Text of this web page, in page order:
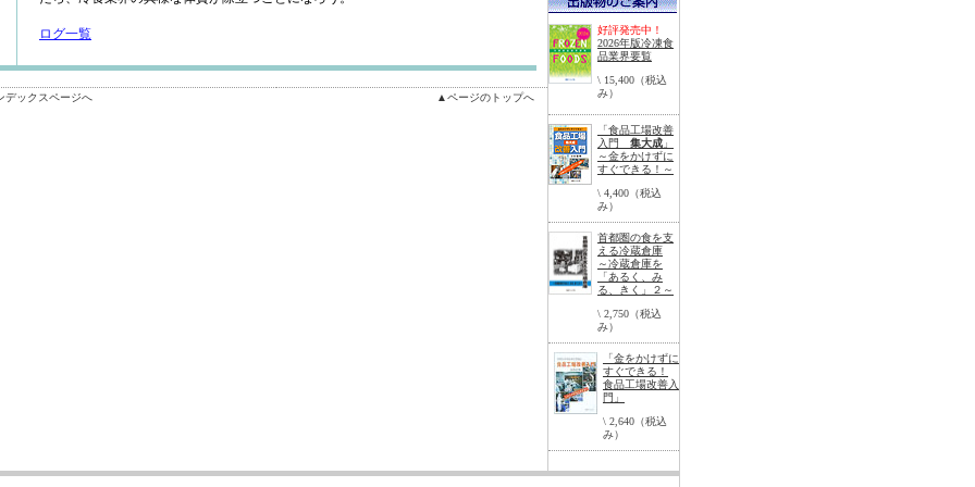
ログ一覧
ックスページへ ▲ページのトップへ
好評発売中！
2026年版冷凍食
品業界要覧
\ 15,400（税込
み）
「食品工場改善
入門 集大成 」
～金をかけずに
すぐできる！～
\ 4,400（税込
み）
首都圏の食を支
える冷蔵倉庫
～冷蔵倉庫を
「あるく、み
る、きく」２～
\ 2,750（税込
み）
「金をかけずに
すぐできる！
食品工場改善入
門」
\ 2,640（税込
み）